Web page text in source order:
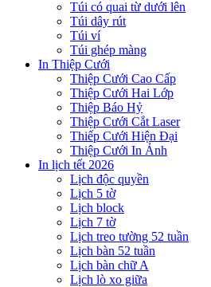
Túi có quai từ dưới lên
Túi dây rút
Túi ví
Túi ghép màng
In Thiệp Cưới
Thiệp Cưới Cao Cấp
Thiệp Cưới Hai Lớp
Thiệp Báo Hỷ
Thiệp Cưới Cắt Laser
Thiếp Cưới Hiện Đại
Thiệp Cưới In Ảnh
In lịch tết 2026
Lịch độc quyền
Lịch 5 tờ
Lịch block
Lịch 7 tờ
Lịch treo tường 52 tuần
Lịch bàn 52 tuần
Lịch bàn chữ A
Lịch lò xo giữa